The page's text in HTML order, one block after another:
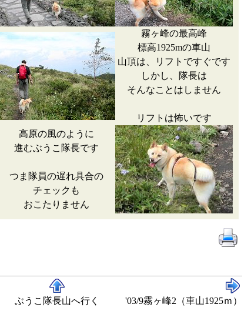
霧ヶ峰の最高峰
標高1925mの車山
山頂は、リフトですぐです
しかし、隊長は
そんなことはしません
リフトは怖いです
高原の風のように
進むぶうこ隊長です
つま隊員の遅れ具合の
チェックも
おこたりません
ぶうこ隊長山へ行く '03/9霧ヶ峰2（車山1925ｍ）